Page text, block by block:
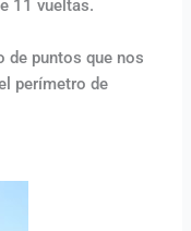
11 vueltas.
de puntos que nos
perímetro de